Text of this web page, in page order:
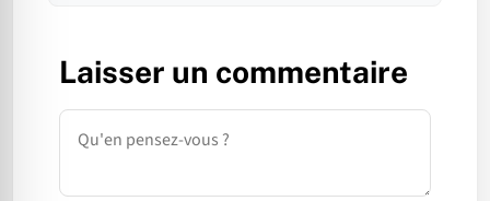
Laisser un commentaire
Commentaire